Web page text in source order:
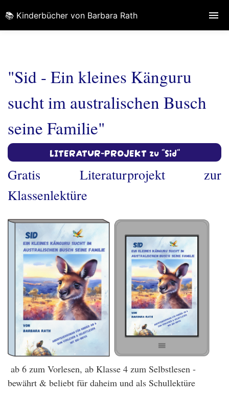
"Sid - Ein kleines Känguru
sucht im australischen Busch
seine Familie"
LITERATUR-PROJEKT zu "Sid"
Gratis Literaturprojekt zur
Klassenlektüre
ab 6 zum Vorlesen, ab Klasse 4 zum Selbstlesen -
bewährt & beliebt für daheim und als Schullektüre
📚 Kinderbücher von Barbara Rath